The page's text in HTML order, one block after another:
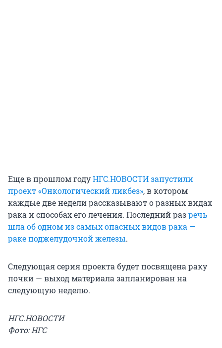
Еще в прошлом годуНГС.НОВОСТИ запустили
проект «Онкологический ликбез», в котором
каждые две недели рассказывают о разных видах
рака и способах его лечения. Последний разречь
шла об одном из самых опасных видов рака —
раке поджелудочной железы.
Следующая серия проекта будет посвящена раку
почки — выход материала запланирован на
следующую неделю.
НГС.НОВОСТИ
Фото: НГС